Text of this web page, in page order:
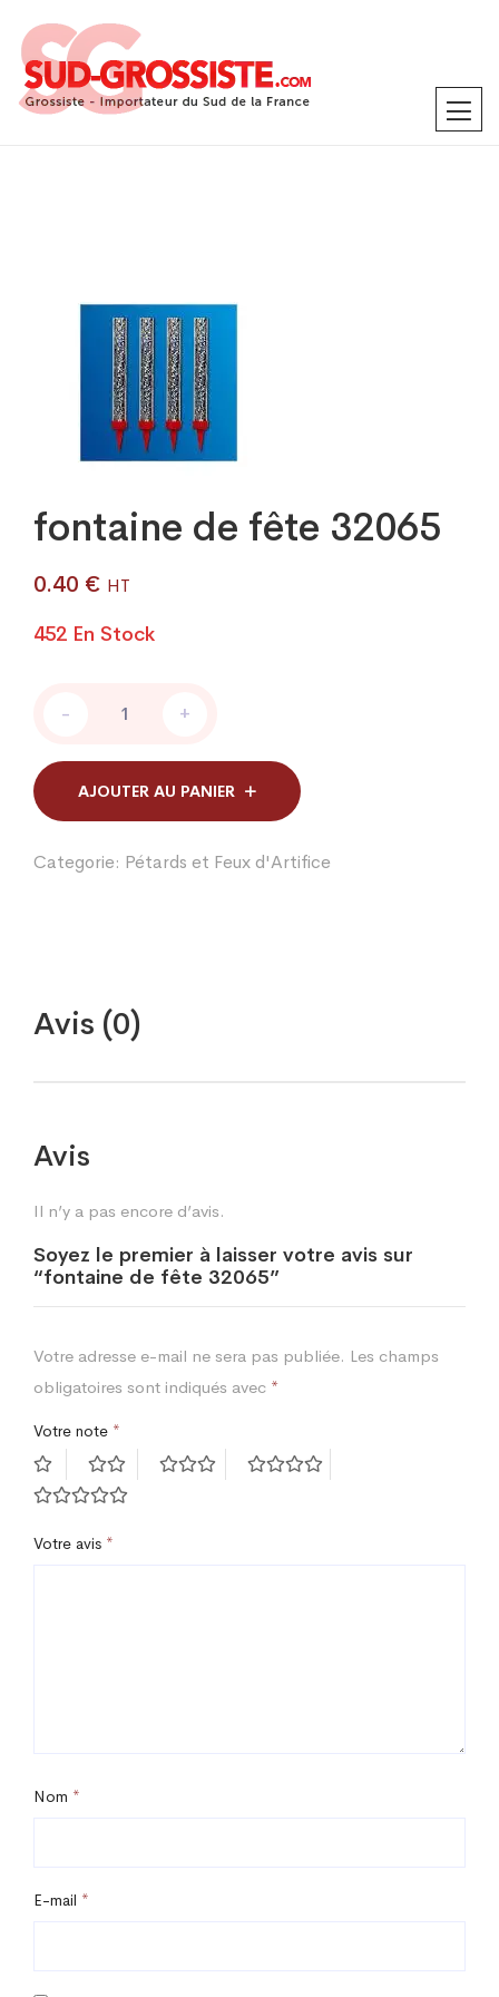
fontaine de fête 32065
0.40 € HT
452 En Stock
32065
quantity
- +
AJOUTER AU PANIER
Categorie: Pétards et Feux d'Artifice
Avis (0)
Avis
Il n’y a pas encore d’avis.
Soyez le premier à laisser votre avis sur
“fontaine de fête 32065”
Votre adresse e-mail ne sera pas publiée. Les champs
obligatoires sont indiqués avec *
Votre note *
Votre avis *
Nom *
E-mail *